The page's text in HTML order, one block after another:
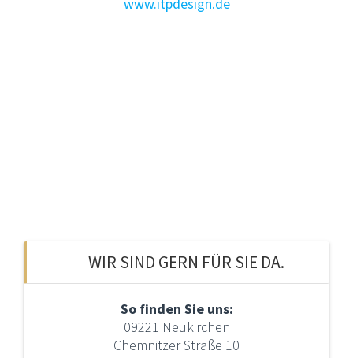
WIR SIND GERN FÜR SIE DA.
So finden Sie uns:
09221 Neukirchen
Chemnitzer Straße 10